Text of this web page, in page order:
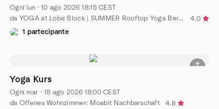
Ogni lun ·10 ago 2026 18:15 CEST
da YOGA at Lobe Block | SUMMER Rooftop Yoga Berlin
4.0
1 partecipante
Yoga Kurs
Ogni mar ·18 ago 2026 18:00 CEST
da Offenes Wohnzimmer: Moabit Nachbarschaft
4.8